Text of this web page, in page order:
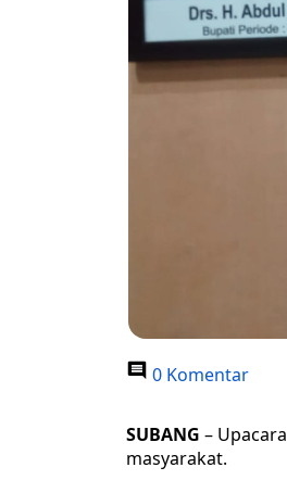
0 Komentar
SUBANG –
masyarakat.